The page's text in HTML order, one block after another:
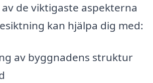
de viktigaste aspekterna
kan hjälpa dig med:
av byggnadens struktur